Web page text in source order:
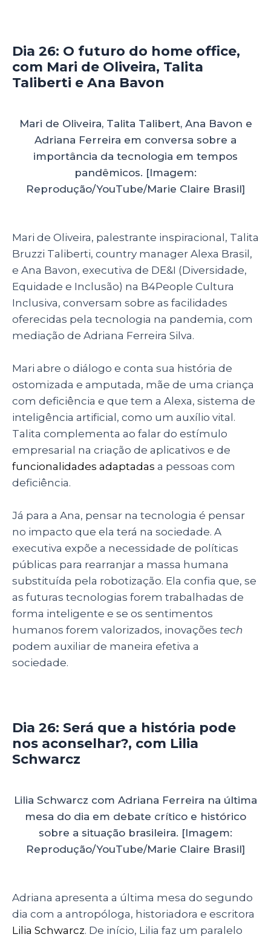
Dia 26: O futuro do home office,
com Mari de Oliveira, Talita
Taliberti e Ana Bavon
Mari de Oliveira, Talita Talibert, Ana Bavon e
Adriana Ferreira em conversa sobre a
importância da tecnologia em tempos
pandêmicos. [Imagem:
Reprodução/YouTube/Marie Claire Brasil]
Mari de Oliveira, palestrante inspiracional, Talita
Bruzzi Taliberti, country manager Alexa Brasil,
e Ana Bavon, executiva de DE&I (Diversidade,
Equidade e Inclusão) na B4People Cultura
Inclusiva, conversam sobre as facilidades
oferecidas pela tecnologia na pandemia, com
mediação de Adriana Ferreira Silva.
Mari abre o diálogo e conta sua história de
ostomizada e amputada, mãe de uma criança
com deficiência e que tem a Alexa, sistema de
inteligência artificial, como um auxílio vital.
Talita complementa ao falar do estímulo
empresarial na criação de aplicativos e de
funcionalidades adaptadas a pessoas com
deficiência.
Já para a Ana, pensar na tecnologia é pensar
no impacto que ela terá na sociedade. A
executiva expõe a necessidade de políticas
públicas para rearranjar a massa humana
substituída pela robotização. Ela confia que, se
as futuras tecnologias forem trabalhadas de
forma inteligente e se os sentimentos
humanos forem valorizados, inovações tech
podem auxiliar de maneira efetiva a
sociedade.
Dia 26: Será que a história pode
nos aconselhar?, com Lilia
Schwarcz
Lilia Schwarcz com Adriana Ferreira na última
mesa do dia em debate crítico e histórico
sobre a situação brasileira. [Imagem:
Reprodução/YouTube/Marie Claire Brasil]
Adriana apresenta a última mesa do segundo
dia com a antropóloga, historiadora e escritora
Lilia Schwarcz. De início, Lilia faz um paralelo